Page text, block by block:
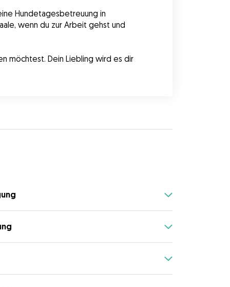
Hundetagesbetreuung in
wenn du zur Arbeit gehst und
möchtest. Dein Liebling wird es dir